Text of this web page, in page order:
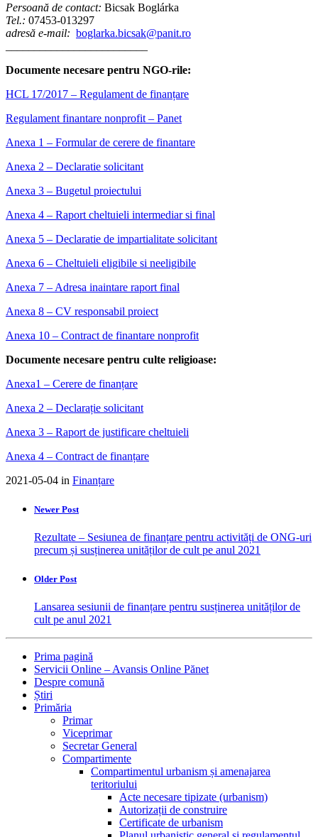
Persoană de contact: Bicsak Boglárka
Tel.: 07453-013297
adresă e-mail: boglarka.bicsak@panit.ro
Documente necesare pentru NGO-rile:
HCL 17/2017 – Regulament de finanțare
Regulament finantare nonprofit – Panet
Anexa 1 – Formular de cerere de finantare
Anexa 2 – Declaratie solicitant
Anexa 3 – Bugetul proiectului
Anexa 4 – Raport cheltuieli intermediar si final
Anexa 5 – Declaratie de impartialitate solicitant
Anexa 6 – Cheltuieli eligibile si neeligibile
Anexa 7 – Adresa inaintare raport final
Anexa 8 – CV responsabil proiect
Anexa 10 – Contract de finantare nonprofit
Documente necesare pentru culte religioase:
Anexa1 – Cerere de finanțare
Anexa 2 – Declarație solicitant
Anexa 3 – Raport de justificare cheltuieli
Anexa 4 – Contract de finanțare
2021-05-04 in Finanțare
Newer Post
Rezultate – Sesiunea de finanțare pentru activități de ONG-uri
precum și susținerea unităților de cult pe anul 2021
Older Post
Lansarea sesiunii de finanțare pentru susținerea unităților de
cult pe anul 2021
Prima pagină
Servicii Online – Avansis Online Pănet
Despre comună
Știri
Primăria
Primar
Viceprimar
Secretar General
Compartimente
Compartimentul urbanism și amenajarea
teritoriului
Acte necesare tipizate (urbanism)
Autorizații de construire
Certificate de urbanism